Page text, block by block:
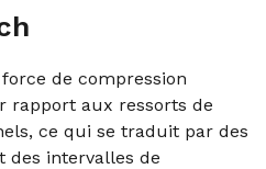
force de compression
rapport aux ressorts de
ce qui se traduit par des
des intervalles de